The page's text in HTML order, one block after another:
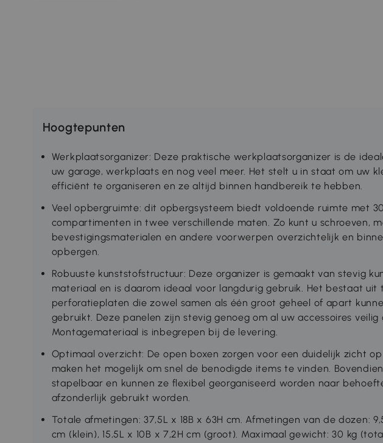
Hoogtepunten
Werkplaatsorganizer: Deze praktische werkplaatsorganizer is de
uw garage, werkplaats en nog veel meer. Het stelt u in staat om uw
efficiënt te organiseren en ze altijd binnen handbereik te hebben.
Veel opbergruimte: dit opbergsysteem biedt voldoende ruimte met 30
compartimenten in twee verschillende maten. Zo kunt u schroeven,
bevestigingsmaterialen en andere voorwerpen overzichtelijk en
opbergen.
Robuuste kunststofstructuur: Deze organizer is gemaakt van stevig
materiaal en is daarom ideaal voor langdurig gebruik. Het bestaat uit
perforatieplaten die zowel samen als één groot geheel of apart
gebruikt. Deze panelen zijn stevig genoeg om al uw accessoires veilig
Montagemateriaal is inbegrepen bij de levering.
Optimaal overzicht: De open boxen zorgen voor een duidelijk zicht
maken het mogelijk om snel de benodigde items te vinden.
stapelbaar en kunnen ze flexibel georganiseerd worden naar
afzonderlijk gebruikt worden.
Totale afmetingen: 37,5L x 18B x 63H cm. Afmetingen van de dozen:
cm (klein), 15,5L x 10B x 7,2H cm (groot). Maximaal gewicht: 30 kg